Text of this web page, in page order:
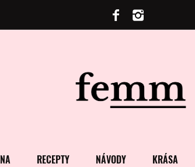
RECEPTY NÁVODY KRÁSA